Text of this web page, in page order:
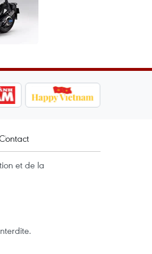
et de la